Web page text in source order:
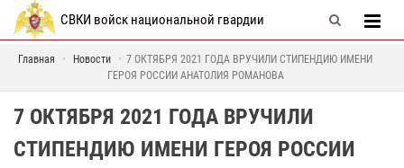
СВКИ войск национальной гвардии
Главная Новости
7 ОКТЯБРЯ 2021 ГОДА ВРУЧИЛИ СТИПЕНДИЮ ИМЕНИ
ГЕРОЯ РОССИИ АНАТОЛИЯ РОМАНОВА
7 ОКТЯБРЯ 2021 ГОДА ВРУЧИЛИ
СТИПЕНДИЮ ИМЕНИ ГЕРОЯ РОССИИ